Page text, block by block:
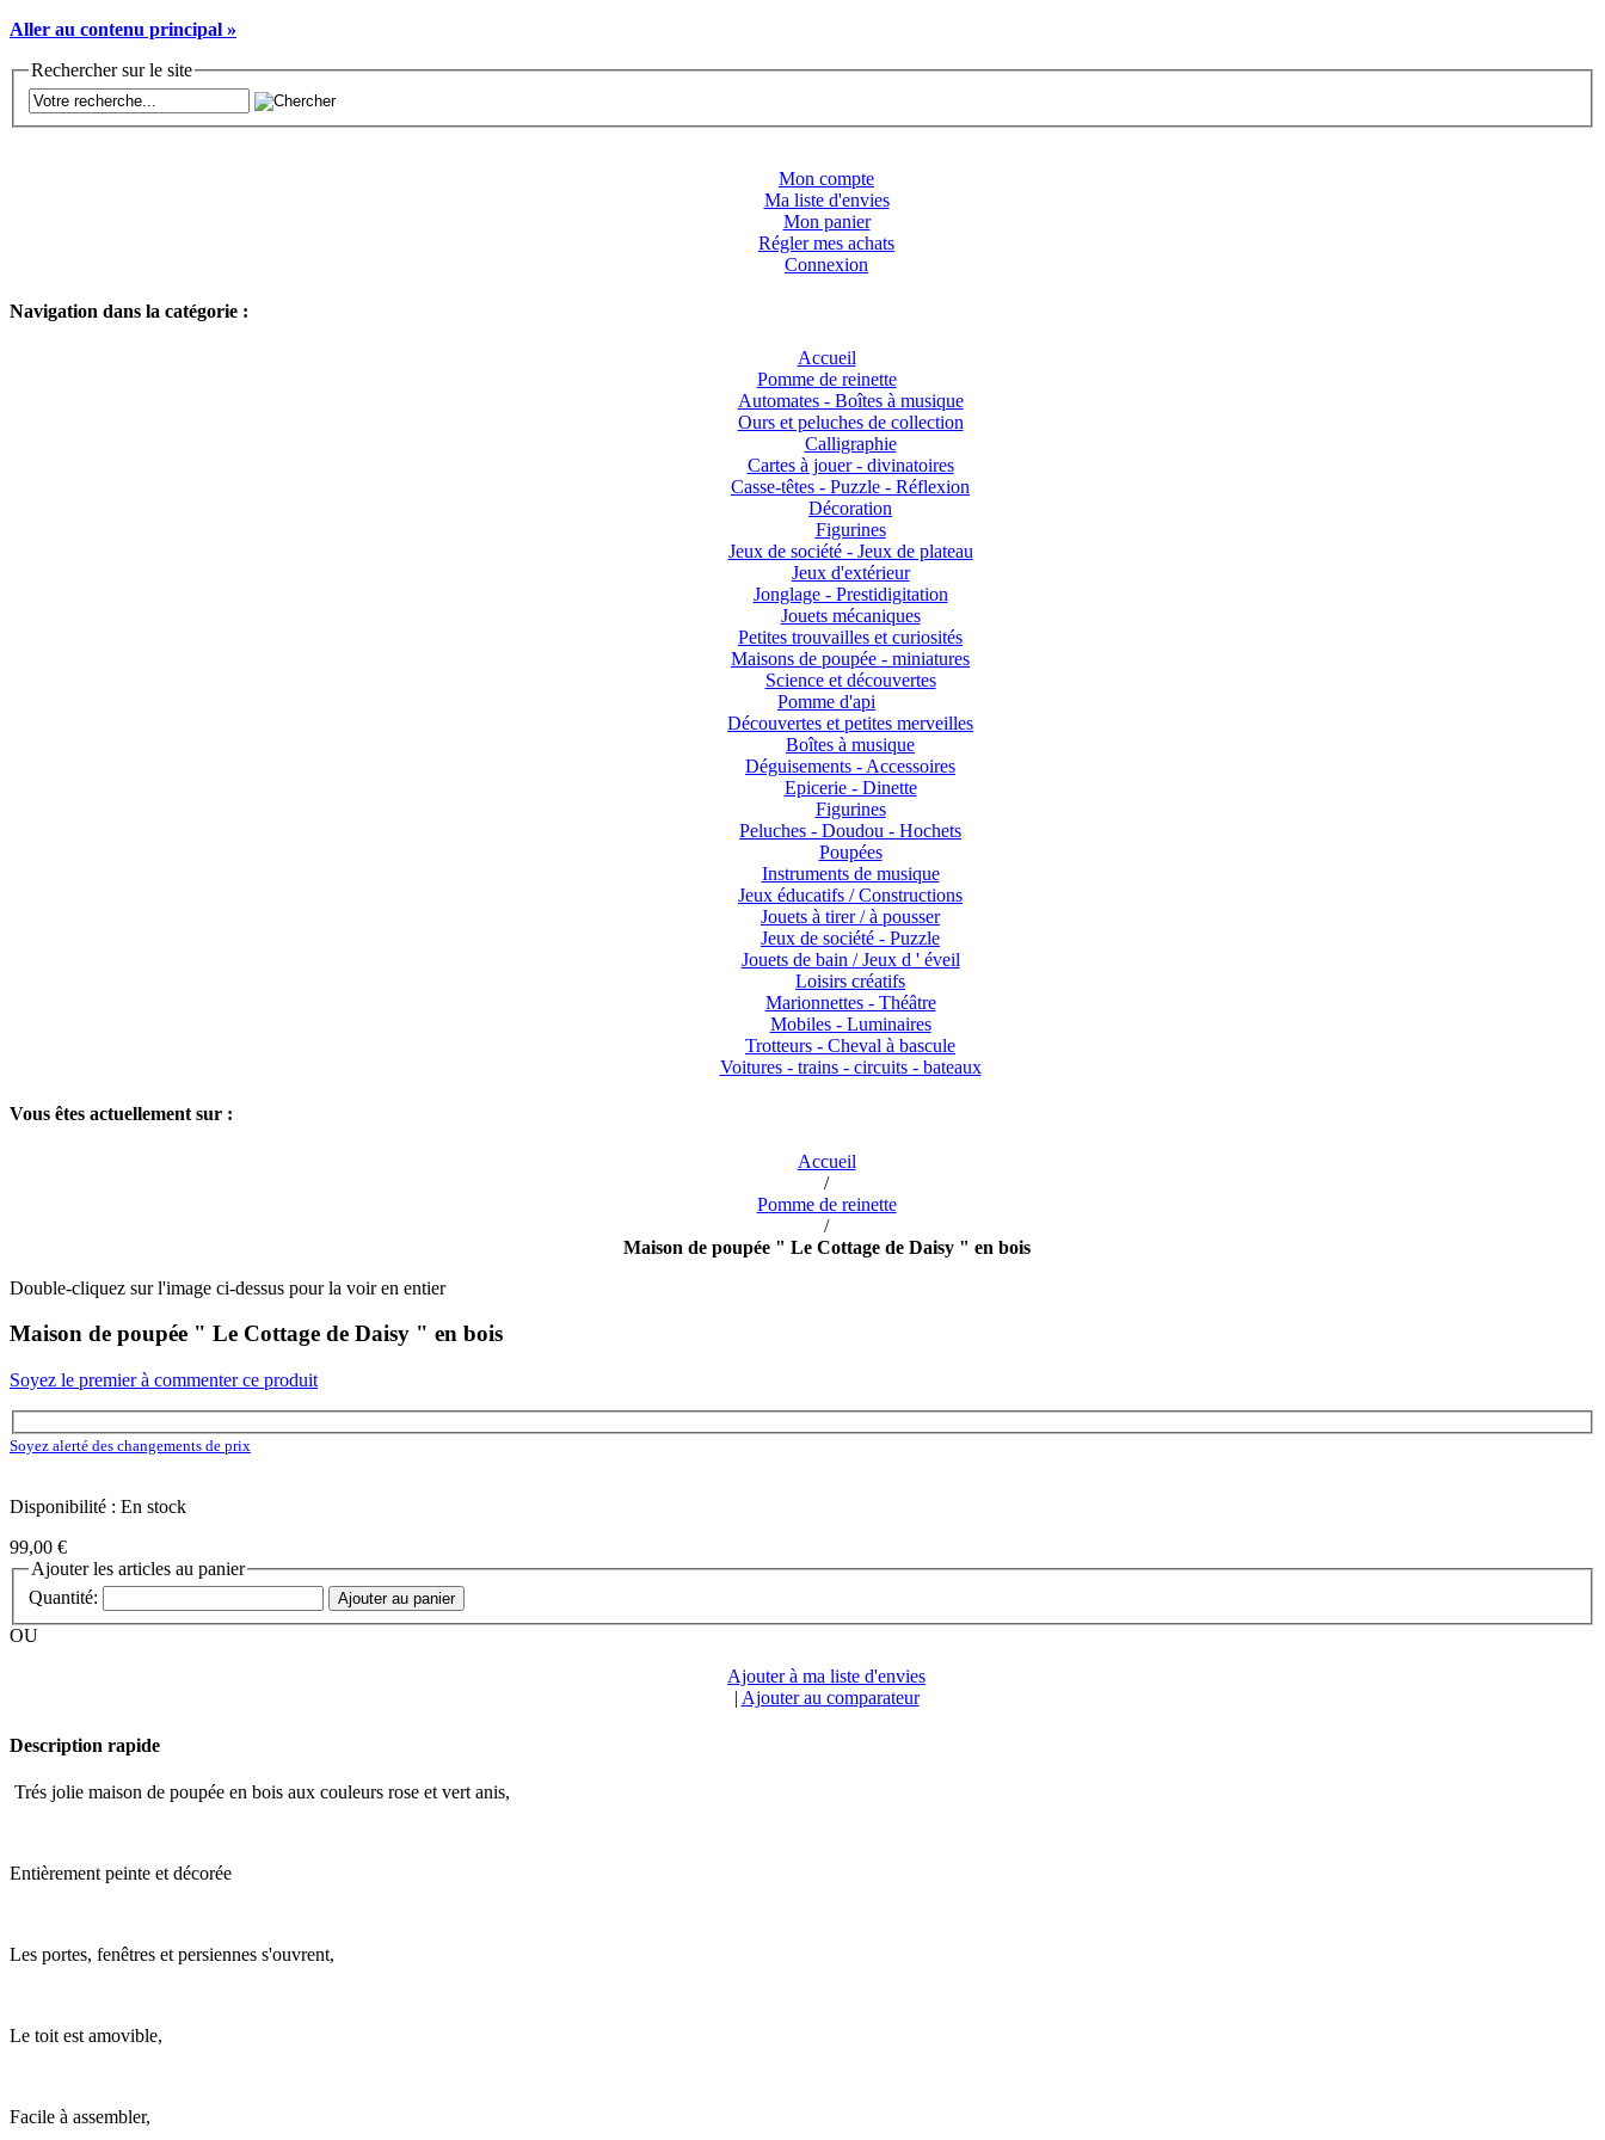
Aller au contenu principal »
Rechercher sur le site
Mon compte
Ma liste d'envies
Mon panier
Régler mes achats
Connexion
Navigation dans la catégorie :
Accueil
Pomme de reinette
Automates - Boîtes à musique
Ours et peluches de collection
Calligraphie
Cartes à jouer - divinatoires
Casse-têtes - Puzzle - Réflexion
Décoration
Figurines
Jeux de société - Jeux de plateau
Jeux d'extérieur
Jonglage - Prestidigitation
Jouets mécaniques
Petites trouvailles et curiosités
Maisons de poupée - miniatures
Science et découvertes
Pomme d'api
Découvertes et petites merveilles
Boîtes à musique
Déguisements - Accessoires
Epicerie - Dinette
Figurines
Peluches - Doudou - Hochets
Poupées
Instruments de musique
Jeux éducatifs / Constructions
Jouets à tirer / à pousser
Jeux de société - Puzzle
Jouets de bain / Jeux d ' éveil
Loisirs créatifs
Marionnettes - Théâtre
Mobiles - Luminaires
Trotteurs - Cheval à bascule
Voitures - trains - circuits - bateaux
Vous êtes actuellement sur :
Accueil
/
Pomme de reinette
/
Maison de poupée " Le Cottage de Daisy " en bois
Double-cliquez sur l'image ci-dessus pour la voir en entier
Maison de poupée " Le Cottage de Daisy " en bois
Soyez le premier à commenter ce produit
Soyez alerté des changements de prix
Disponibilité : En stock
99,00 €
Ajouter les articles au panier
Quantité:
Ajouter au panier
OU
Ajouter à ma liste d'envies
| Ajouter au comparateur
Description rapide
Trés jolie maison de poupée en bois aux couleurs rose et vert anis,
Entièrement peinte et décorée
Les portes, fenêtres et persiennes s'ouvrent,
Le toit est amovible,
Facile à assembler,